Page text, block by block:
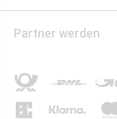
Partner werden